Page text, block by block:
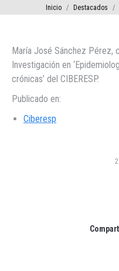
Estás aquí:
Inicio Destacados
María José Sánchez Pérez,
Investigación en
crónicas’ del CIBERESP.
Publicado en:
Ciberesp